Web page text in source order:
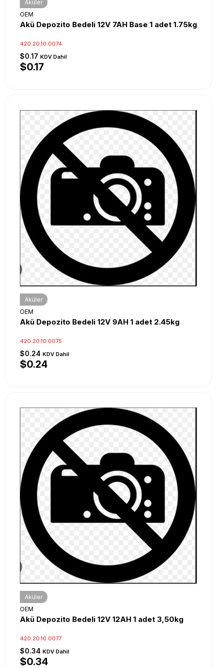
Aküler
OEM
Akü Depozito Bedeli 12V 7AH Base 1 adet 1.75kg
420.20.10.0074
$0.17 KDV Dahil
$0.17
Aküler
OEM
Akü Depozito Bedeli 12V 9AH 1 adet 2.45kg
420.20.10.0075
$0.24 KDV Dahil
$0.24
Aküler
OEM
Akü Depozito Bedeli 12V 12AH 1 adet 3,50kg
420.20.10.0077
$0.34 KDV Dahil
$0.34